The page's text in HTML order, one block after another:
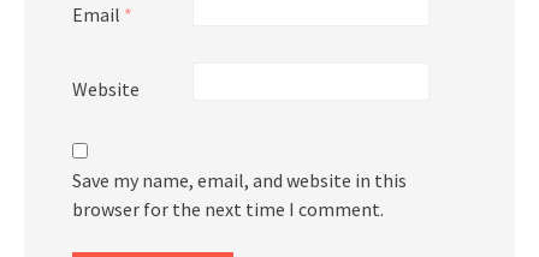
Email *
Website
Save my name, email, and website in this
browser for the next time I comment.